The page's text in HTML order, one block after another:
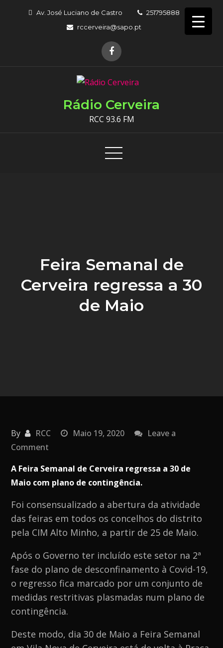
Av. José Luciano de Castro
251795888
rccerveira@sapo.pt
Rádio Cerveira
RCC 93.6 FM
Feira Semanal de
Cerveira regressa a 30
de Maio
By RCC Maio 19, 2020
Leave a
Comment
Semanal
de
Cerveira
regressa
a
de
Maio
A Feira Semanal de Cerveira regressa a 30 de
Maio com plano de contingência.
Foi consensualizado a abertura da atividade
das feiras em todos os concelhos do distrito
pela CIM Alto Minho, a partir de 25 de Maio.
Após o Governo ter incluído este setor na 2ª
fase do plano de desconfinamento à Covid-19,
o regresso fica marcado por um conjunto de
medidas restritivas plasmadas num plano de
contingência.
Deste modo, dia 30 de Maio a Feira Semanal